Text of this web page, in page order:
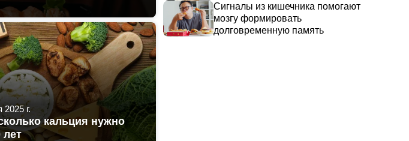
2025 г.
кальция нужно
Сигналы из кишечника помогают
мозгу формировать
долговременную память